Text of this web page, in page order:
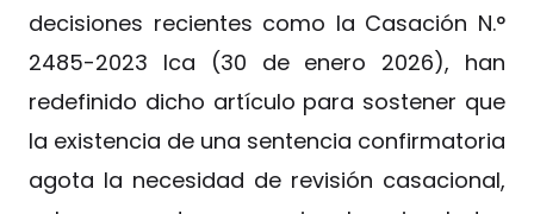
decisiones recientes como la Casación N.°
2485-2023 Ica (30 de enero 2026), han
redefinido dicho artículo para sostener que
la existencia de una sentencia confirmatoria
agota la necesidad de revisión casacional,